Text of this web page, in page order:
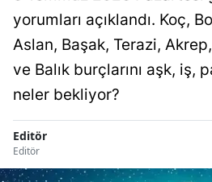
yorumları açıklandı. Koç,
Aslan, Başak, Terazi,
ve Balık burçlarını aşk, iş,
neler bekliyor?
Editör
Editör